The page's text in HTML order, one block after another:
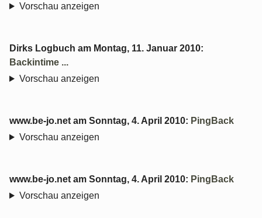
Vorschau anzeigen
Dirks Logbuch am Montag, 11. Januar 2010:
Backintime ...
Vorschau anzeigen
www.be-jo.net am Sonntag, 4. April 2010: PingBack
Vorschau anzeigen
www.be-jo.net am Sonntag, 4. April 2010: PingBack
Vorschau anzeigen